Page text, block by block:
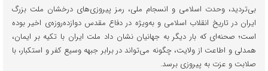
بی‌تردید، وحدت اسلامی و انسجام ملی، رمز پیروزی‌های درخشان ملت بزرگ
ایران در تاریخ انقلاب اسلامی و به‌ویژه در دفاع مقدس دوازده‌روزه‌ی اخیر بوده
است؛ صحنه‌ای که بار دیگر به جهانیان نشان داد ملت ایران با تکیه بر ایمان،
همدلی و اطاعت از ولایت، چگونه می‌تواند در برابر جبهه وسیع کفر و استکبار، با
صلابت و عزت به پیروزی برسد.